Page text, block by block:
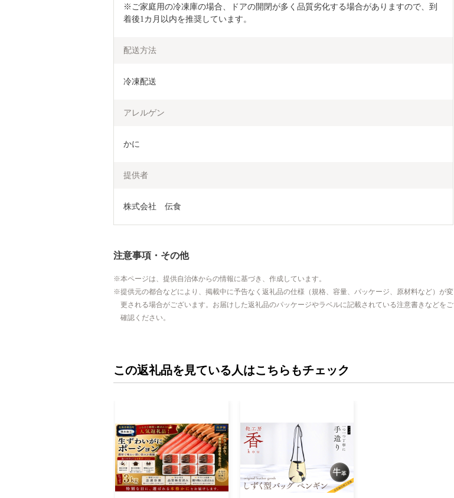
※ご家庭用の冷凍庫の場合、ドアの開閉が多く品質劣化する場合がありますので、到
着後1カ月以内を推奨しています。
配送方法
冷凍配送
アレルゲン
かに
提供者
株式会社　伝食
注意事項・その他
本ページは、提供自治体からの情報に基づき、作成しています。
提供元の都合などにより、掲載中に予告なく返礼品の仕様（規格、容量、パッケージ、原材料など）が変
更される場合がございます。お届けした返礼品のパッケージやラベルに記載されている注意書きなどをご
確認ください。
この返礼品を見ている人はこちらもチェック